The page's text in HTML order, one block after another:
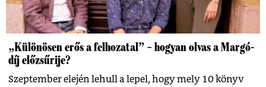
„Különösen erős a felhozatal” – hogyan olvas a Margó-
díj előzsűrije?
Szeptember elején lehull a lepel, hogy mely 10 könyv